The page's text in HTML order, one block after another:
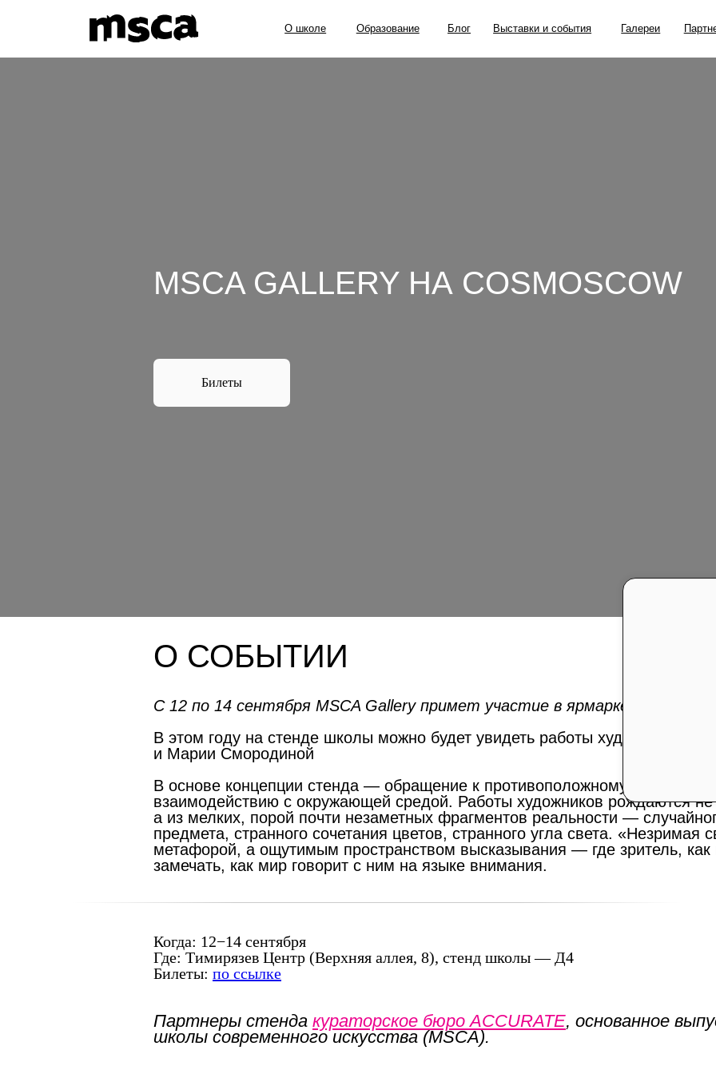
Образование Блог Выставки и события Галереи
О школе Партнерские проекты
MSCA GALLERY НА COSMOSCOW
Билеты
О СОБЫТИИ
С 12 по 14 сентября MSCA Gallery примет участие в ярмарке
В этом году на стенде школы можно будет увидеть работы художников
и Марии Смородиной
В основе концепции стенда — обращение к противоположному: к
взаимодействию с окружающей средой. Работы художников рождаются
а из мелких, порой почти незаметных фрагментов реальности —
предмета, странного сочетания цветов, странного угла света. «Незримая
метафорой, а ощутимым пространством высказывания — где зритель, как
замечать, как мир говорит с ним на языке внимания.
Когда: 12−14 сентября
Где: Тимирязев Центр (Верхняя аллея, 8), стенд школы — Д4
Билеты: по ссылке
Партнеры стенда кураторское бюро ACCURATE, основанное
школы современного искусства (MSCA).